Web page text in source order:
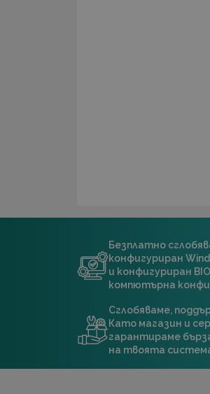
Безплатно
конфигуриран
и конфигуриран
компютърна
Сглобяваме,
Като магазин и
гарантираме
на твоята